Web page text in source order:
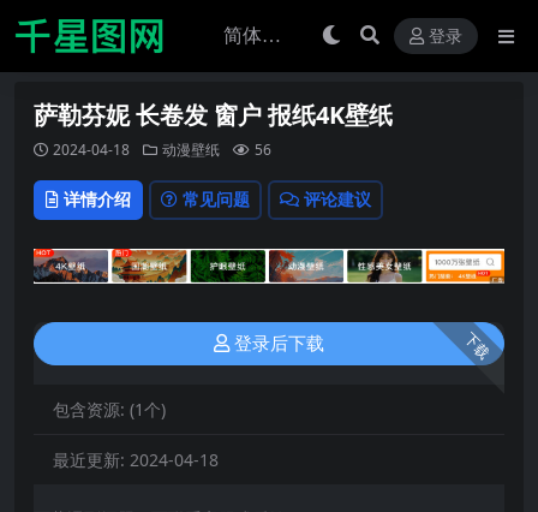
登录
萨勒芬妮 长卷发 窗户 报纸4K壁纸
2024-04-18 动漫壁纸 56
详情介绍 常见问题 评论建议
下载
登录后下载
包含资源: (1个)
最近更新: 2024-04-18